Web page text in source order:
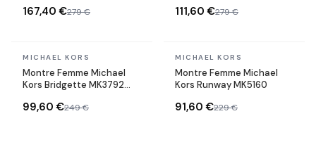
acier
167,40 €279 € 111,60 €279 €
En stock
MICHAEL KORS
Montre Femme Michael
Kors Bridgette MK3792
99,60 €249 €
En stock
MICHAEL KORS
Montre Femme Michael
Kors Runway MK5160
91,60 €229 €